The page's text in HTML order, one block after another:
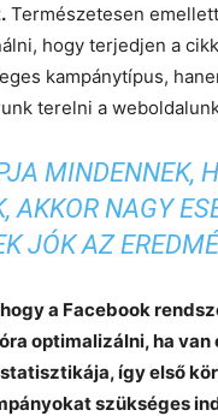
Természetesen
hogy terjedjen a
kampánytípus,
terelni a
MINDENNEK,
AKKOR NAGY
JÓK AZ
a Facebook
optimalizálni, ha van
így első
szükséges